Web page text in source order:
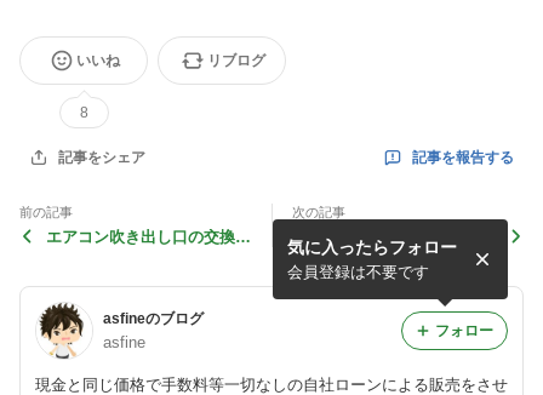
いいね
8
リブログ
記事をシェア 記事を報告する
前の記事
エアコン吹き出し口の交換を
次の記事
Ｈ２４エスティマ アエラス
Ｇエディションの仕上げでし
た。
asfineのブログ
asfine
現金と同じ価格で手数料等一切なしの自社ローンによる販売をさせ
気に入ったらフォロー
会員登録は不要です
フォロー